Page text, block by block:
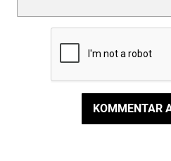
KOMMENTAR